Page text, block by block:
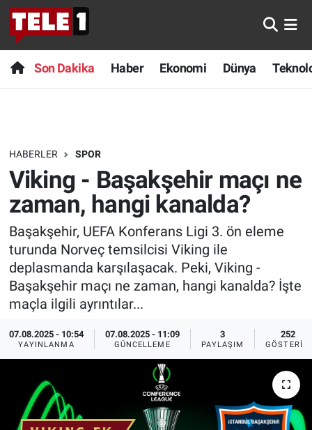
Son Dakika Haber Ekonomi Dünya
HABERLER SPOR
Viking - Başakşehir maçı ne
zaman, hangi kanalda?
Başakşehir, UEFA Konferans Ligi 3. ön eleme
turunda Norveç temsilcisi Viking ile
deplasmanda karşılaşacak. Peki, Viking -
Başakşehir maçı ne zaman, hangi kanalda? İşte
maçla ilgili ayrıntılar...
07.08.2025 - 10:54
YAYINLANMA
07.08.2025 - 11:09
GÜNCELLEME
3
PAYLAŞIM
252
GÖSTERIM
Anında Manşet
Başka Sohbetler
Bilim turu
Bilim ve Teknoloji Evreni
Doğa Konuşuyor
Dünya
Ege Saati
Ege'den Esintiler
Eğlence
Son Dakika
Haber
Dünya
Teknoloji
Sağlık
Spor
Yayın Akışı
İletişim
Nöbetçi Eczaneler
Hava Durumu
Trafik Durumu
Süper Lig Puan Durumu ve Fikstür
Tüm Manşetler
Son Dakika Haberleri
Haber Arşivi